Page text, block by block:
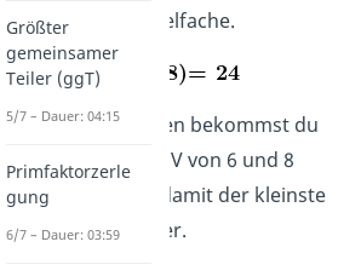
gemeinsame Vielfache.
Mit den Zahlenreihen bekommst du
heraus, dass das kgV von 6 und 8
gleich 24 ist. 24 ist damit der kleinste
gemeinsame Nenner.
Größter
gemeinsamer
Teiler (ggT)
5/7 – Dauer: 04:15
Primfaktorzerle
gung
6/7 – Dauer: 03:59